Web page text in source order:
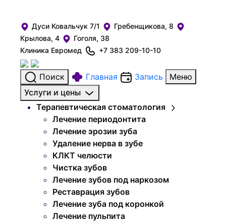
Дуси Ковальчук 7/1
Гребенщикова, 8
Крылова, 4
Гоголя, 38
Клиника Евромед
+7 383 209-10-10
Поиск Главная Запись
Меню
Услуги и цены
Терапевтическая стоматология
Лечение периодонтита
Лечение эрозии зуба
Удаление нерва в зубе
КЛКТ челюсти
Чистка зубов
Лечение зубов под наркозом
Реставрация зубов
Лечение зуба под коронкой
Лечение пульпита